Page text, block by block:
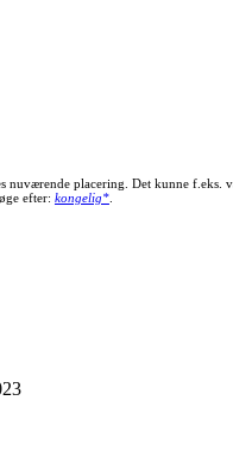
nuværende placering. Det kunne f.eks.
efter: kongelig*.